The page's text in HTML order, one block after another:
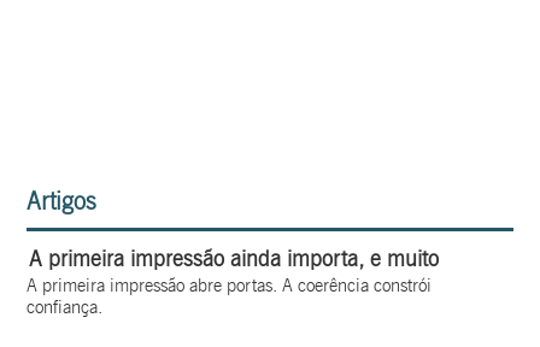
Artigos
A primeira impressão ainda importa, e muito
A primeira impressão abre portas. A coerência constrói
confiança.